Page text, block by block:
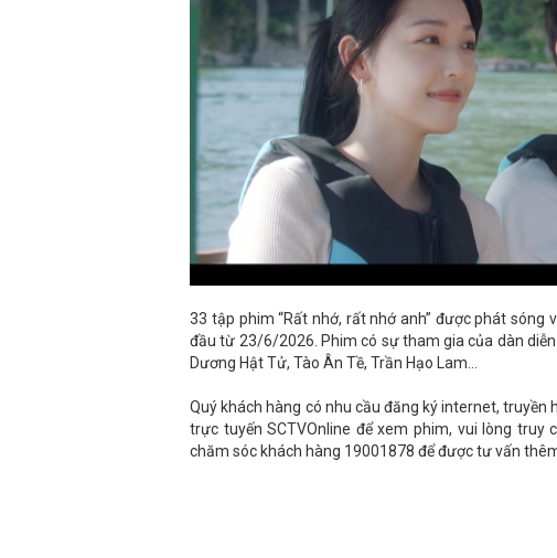
33 tập phim “Rất nhớ, rất nhớ anh” được phát sóng
đầu từ 23/6/2026. Phim có sự tham gia của dàn diễn
Dương Hật Tử, Tào Ân Tề, Trần Hạo Lam…
Quý khách hàng có nhu cầu đăng ký internet, truyền
trực tuyến SCTVOnline để xem phim, vui lòng truy
chăm sóc khách hàng 19001878 để được tư vấn